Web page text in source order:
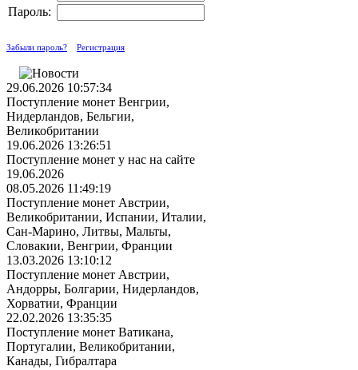
Пароль:
Забыли пароль? Регистрация
29.06.2026 10:57:34
Поступление монет Венгрии,
Нидерландов, Бельгии,
Великобритании
19.06.2026 13:26:51
Поступление монет у нас на сайте
19.06.2026
08.05.2026 11:49:19
Поступление монет Австрии,
Великобритании, Испании, Италии,
Сан-Марино, Литвы, Мальты,
Словакии, Венгрии, Франции
13.03.2026 13:10:12
Поступление монет Австрии,
Андорры, Болгарии, Нидерландов,
Хорватии, Франции
22.02.2026 13:35:35
Поступление монет Ватикана,
Португалии, Великобритании,
Канады, Гибралтара